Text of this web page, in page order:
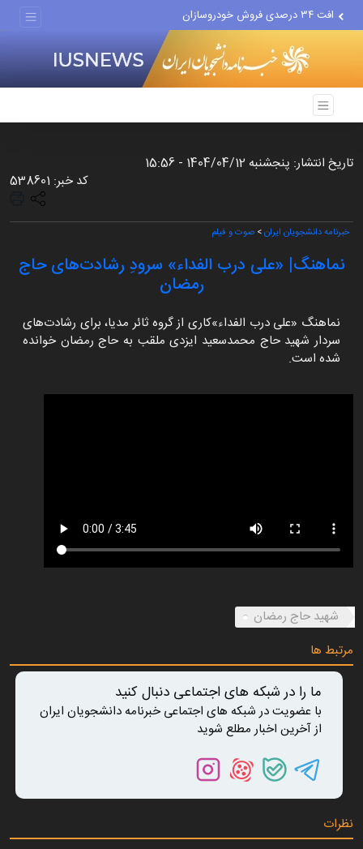
افت ۳۴ درصدی فروش خودروسازان
اعتراف رسانه‌های خارجی به...
تاریخ انتشار: پنجشنبه 1404/04/12 - 15:56
کد خبر: 538601
خبرنامه دانشجویان ایران> صوت و فیلم
نماهنگ| «علی درب الفداء» سرودِ رشادت‌های حاج
رمضان
نماهنگ «علی درب الفداء»کاری از گروه ثائر مدیا، برای رشادت‌های
سردار شهید حاج محمدسعید ایزدی ملقب به حاج رمضان خوانده
شده است.
شهید حاج رمضان
مرتبط ها
ما را در شبکه های اجتماعی دنبال کنید
با عضویت در شبکه های اجتماعی خبرنامه دانشجویان ایران
از آخرین اخبار مطلع شوید
نظرات